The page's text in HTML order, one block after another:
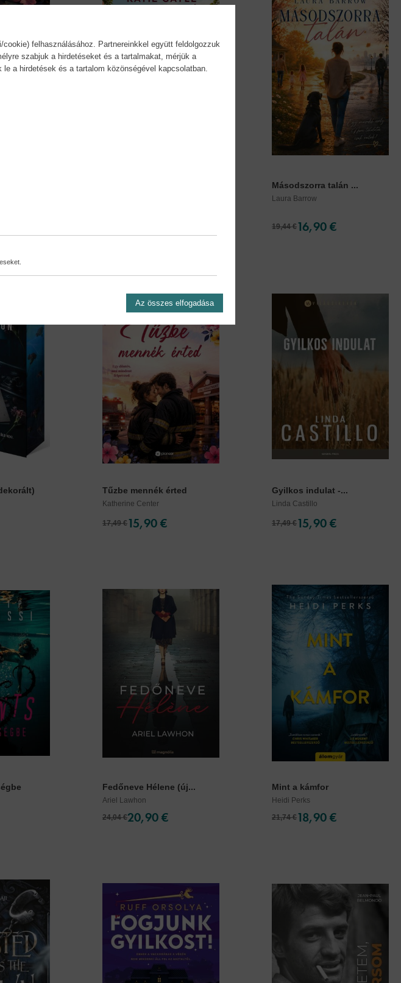
Másodszorra talán ...
Laura Barrow
19,44 €16,90 €
Tűzbe mennék érted
Katherine Center
17,49 €15,90 €
Gyilkos indulat -...
Linda Castillo
17,49 €15,90 €
Fedőneve Hélene (új...
Ariel Lawhon
24,04 €20,90 €
Mint a kámfor
Heidi Perks
21,74 €18,90 €
felhasználásához. Partnereinkkel együtt feldolgozzuk
szabjuk a hirdetéseket és a tartalmakat, mérjük a
a hirdetések és a tartalom közönségével kapcsolatban.
Az összes elfogadása